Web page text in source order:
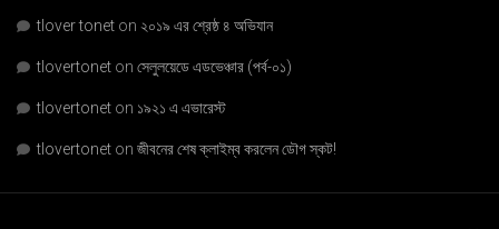
tlover tonet on ২০১৯ এর শ্রেষ্ঠ ৪ অভিযান
tlovertonet on সেলুলয়েডে এডভেঞ্চার (পর্ব-০১)
tlovertonet on ১৯২১ এ এভারেস্ট
tlovertonet on জীবনের শেষ ক্লাইম্ব করলেন ডৌগ স্কট!